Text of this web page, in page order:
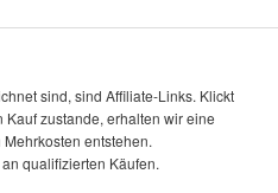
sind, sind Affiliate-Links. Klickt
zustande, erhalten wir eine
entstehen.
qualifizierten Käufen.